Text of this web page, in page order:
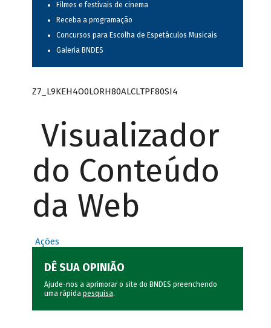
Filmes e festivais de cinema
Receba a programação
Concursos para Escolha de Espetáculos Musicais
Galeria BNDES
Z7_L9KEH4O0LORH80ALCLTPF80SI4
Visualizador
do Conteúdo
da Web
Ações
DÊ SUA OPINIÃO
Ajude-nos a aprimorar o site do BNDES preenchendo
uma rápida pesquisa.